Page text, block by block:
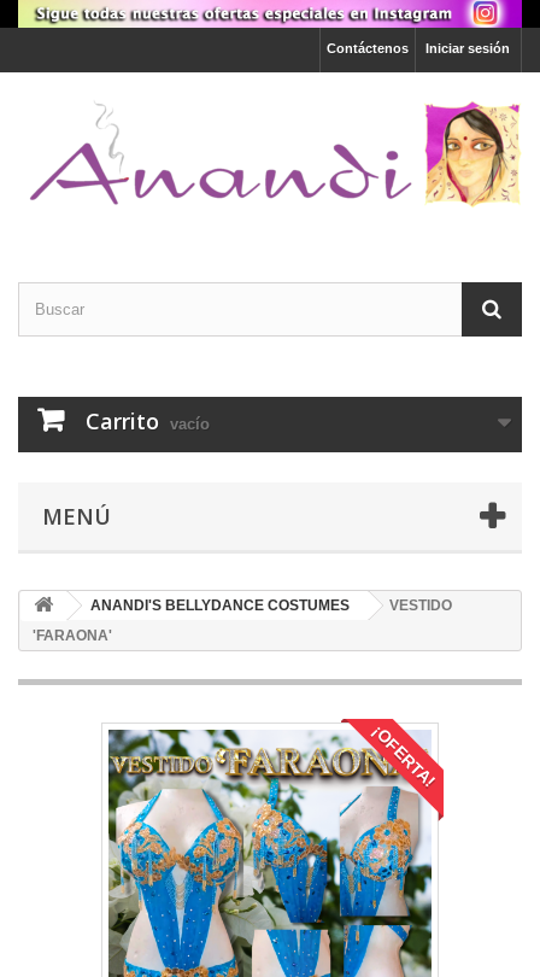
Iniciar sesión
Contáctenos
Carrito vacío
MENÚ
ANANDI'S BELLYDANCE COSTUMES
VESTIDO
'FARAONA'
¡OFERTA!